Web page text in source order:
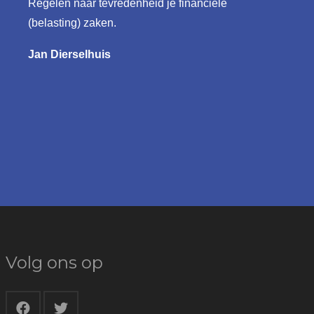
Regelen naar tevredenheid je financiële
(belasting) zaken.
Jan Dierselhuis
Volg ons op